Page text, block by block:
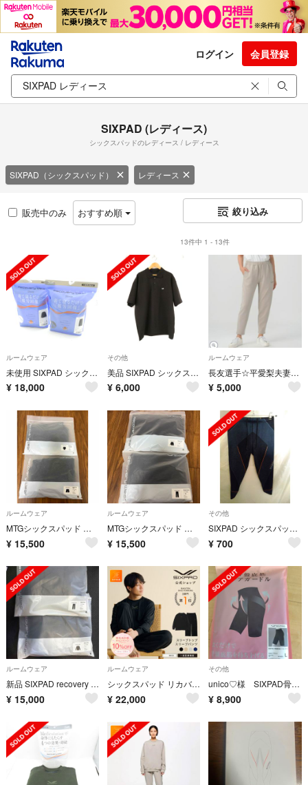
ログイン 会員登録
SIXPAD (レディース)
シックスパッドのレディース / レディース
SIXPAD（シックスパッド） レディース
販売中のみ おすすめ順 絞り込み
13件中 1 - 13件
ルームウェア
未使用 SIXPAD シックスパッド スリープ リカバリーウェア L レーヨン他 セット 上下 ルームウェア AD2206
¥ 18,000
その他
美品 SIXPAD シックスパッド リカバリーウェア M ポリエステル他 半袖 ポロシャツ AD1903
¥ 6,000
ルームウェア
長友選手☆平愛梨夫妻SIXPADリカバリーウェアテーパードパンツウォームグレーM
¥ 5,000
ルームウェア
MTGシックスパッド リカバリーウェア スリープトップ&スリープパンツ Sサイズ
¥ 15,500
ルームウェア
MTGシックスパッド リカバリーウェア スリープトップ&スリープパンツ Mサイズ
¥ 15,500
その他
SIXPAD シックスパッド トレーニングスーツ タイツ LLサイズ 男女兼用
¥ 700
ルームウェア
新品 SIXPAD recovery wear 上下セットLサイズ ブラック
¥ 15,000
ルームウェア
シックスパッド リカバリーウェア スリープ SIXPAD ブラック LL
¥ 22,000
その他
unico♡様 SIXPAD骨盤底筋ケアガードル 新品Lサイズ
¥ 8,900